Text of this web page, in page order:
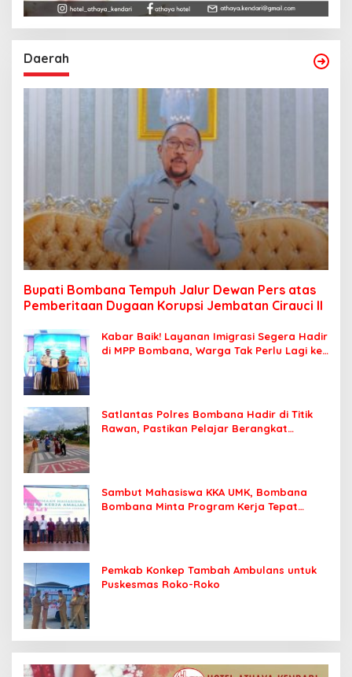
Daerah
Bupati Bombana Tempuh Jalur Dewan Pers atas
Pemberitaan Dugaan Korupsi Jembatan Cirauci II
Kabar Baik! Layanan Imigrasi Segera Hadir
di MPP Bombana, Warga Tak Perlu Lagi ke
Satlantas Polres Bombana Hadir di Titik
Rawan, Pastikan Pelajar Berangkat
Sambut Mahasiswa KKA UMK, Bombana
Bombana Minta Program Kerja Tepat
Pemkab Konkep Tambah Ambulans untuk
Puskesmas Roko-Roko